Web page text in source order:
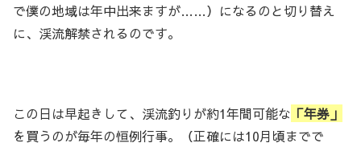
で僕の地域は年中出来ますが……）になるのと切り替え
に、渓流解禁されるのです。
この日は早起きして、渓流釣りが約1年間可能な 「年券」
を買うのが毎年の恒例行事。（正確には10月頃までで